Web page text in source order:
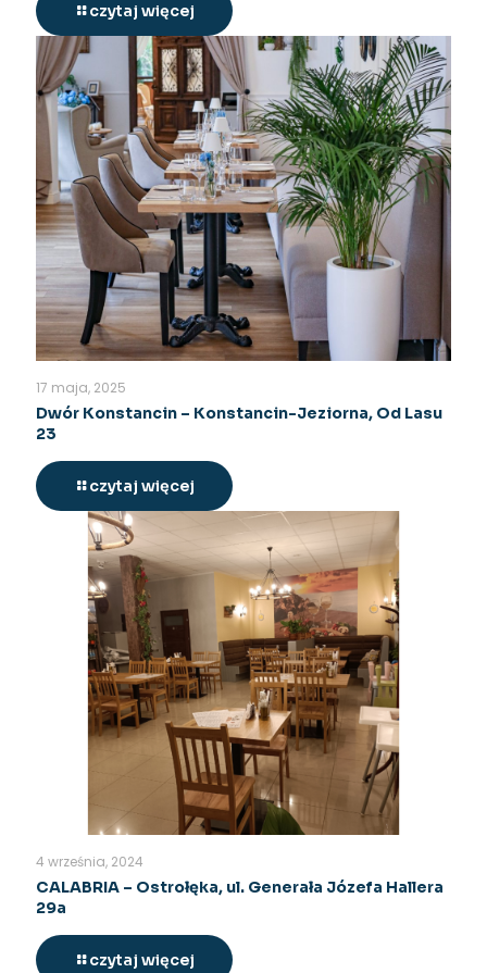
czytaj więcej
17 maja, 2025
Dwór Konstancin – Konstancin-Jeziorna, Od Lasu
23
czytaj więcej
4 września, 2024
CALABRIA – Ostrołęka, ul. Generała Józefa Hallera
29a
czytaj więcej